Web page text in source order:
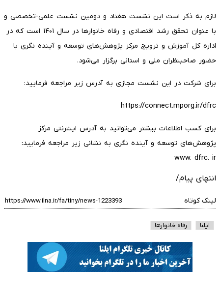
لازم به ذکر است این نشست هفتاد و دومین نشست علمی-تخصصی و
با عنوان تحقق رشد اقتصادی و رفاه خانوارها در سال ۱۴۰۱ است که در
اداره کل آموزش و ترویج مرکز پژوهش‌های توسعه و آینده نگری با
حضور صاحبنظران ملی و استانی برگزار می‌شود.
برای شرکت در این نشست مجازی به آدرس زیر مراجعه فرمایید:
https://connect.mporg.ir/dfrc
برای کسب اطلاعات بیشتر می‌توانید به آدرس اینترنتی مرکز
پژوهش‌های توسعه و آینده نگری به نشانی زیر مراجعه فرمایید:
www. dfrc. ir
انتهای پیام/
لینک کوتاه
ایلنا رفاه خانوارها